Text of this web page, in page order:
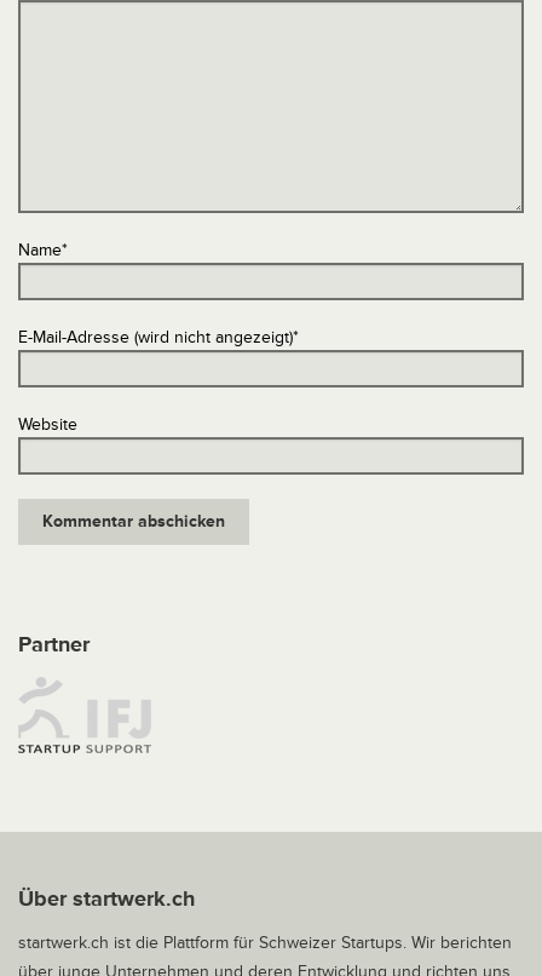
Name*
E-Mail-Adresse (wird nicht angezeigt)*
Website
Partner
Über startwerk.ch
startwerk.ch ist die Plattform für Schweizer Startups. Wir berichten